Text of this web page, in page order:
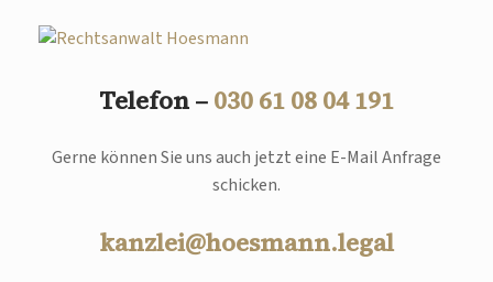
Telefon – 030 61 08 04 191
Gerne können Sie uns auch jetzt eine E-Mail Anfrage
schicken.
kanzlei@hoesmann.legal